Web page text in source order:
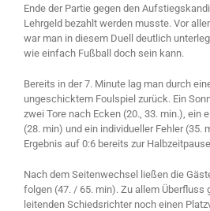
Ende der Partie gegen den
Lehrgeld bezahlt werden musste. Vor
war man in diesem Duell deutlich
wie einfach Fußball doch sein kann.
Bereits in der 7. Minute lag man durch
ungeschicktem Foulspiel zurück. Ein
zwei Tore nach Ecken (20., 33. min.), ein
(28. min) und ein individueller Fehler (35.
Ergebnis auf 0:6 bereits zur
Nach dem Seitenwechsel ließen die
folgen (47. / 65. min). Zu allem Überfluss
leitenden Schiedsrichter noch einen